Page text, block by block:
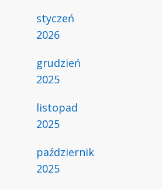
styczeń
2026
grudzień
2025
listopad
2025
październik
2025